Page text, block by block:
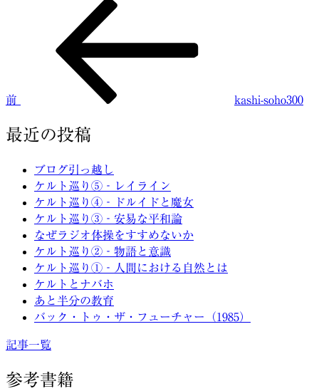
ゲ
ー
前 kashi-soho300
最近の投稿
ブログ引っ越し
ケルト巡り⑤‐レイライン
ケルト巡り④‐ドルイドと魔女
ケルト巡り③‐安易な平和論
なぜラジオ体操をすすめないか
ケルト巡り②‐物語と意識
ケルト巡り①‐人間における自然とは
ケルトとナバホ
あと半分の教育
バック・トゥ・ザ・フューチャー（1985）
記事一覧
参考書籍